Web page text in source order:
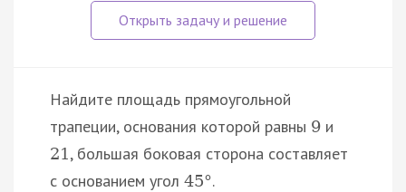
Найдите площадь прямоугольной
трапеции, основания которой равны 9 и
21 , большая боковая сторона составляет
с основанием угол 45°.